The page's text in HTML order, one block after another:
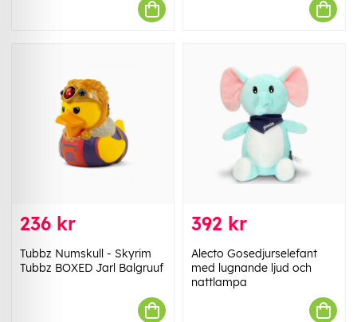
236 kr
Tubbz Numskull - Skyrim
Tubbz BOXED Jarl Balgruuf
392 kr
Alecto Gosedjurselefant
med lugnande ljud och
nattlampa